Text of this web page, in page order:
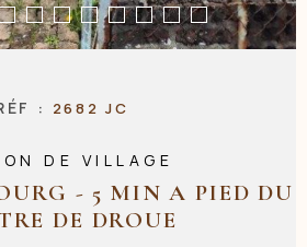
: 2682 JC
DE VILLAGE
- 5 MIN A PIED DU
DE DROUE